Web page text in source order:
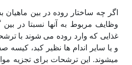
اگر چه ساختار روده در بین ماهیان
وظایف مربوط به آن‏ها نسبتا در
غذایی که وارد روده می شوند با
و یا سایر اندام ها نظیر کبد، کیسه
می‏شوند. این ترشحات برای تجزیه